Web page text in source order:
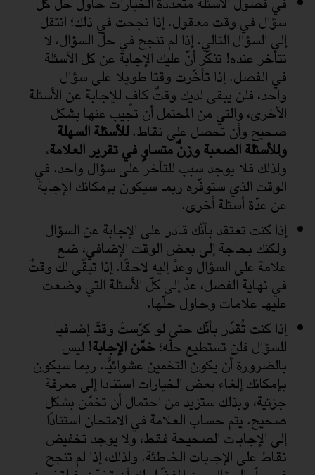
سؤال في وقت معقول. إذا نجحت في ذلك؛ انتقل
إلى السؤال التالي. إذا لم تنجح في حلّ السؤال، لا
تتأخر عنده! تذكّر أنّ عليك الإجابة عن كل الأسئلة
في الفصل. إذا تأخّرت وقتا طويلا على سؤال
واحد، فلن يبقى لديك وقتٌ كافٍ للإجابة عن الأسئلة
الأخرى، والتي من المحتمل أن تجيب عنها بشكل
صحيح وأن تحصل على نقاط.للأسئلة السهلة
وللأسئلة الصعبة وزنٌ متساوٍ في تقرير العلامة،
ولذلك فلا يوجد سبب للتأخر على سؤال واحد. في
الوقت الذي ستوفّره ربما سيكون بإمكانك الإجابة
عن عدّة أسئلة أخرى.
إذا كنت تعتقد بأنّك قادر على الإجابة عن السؤال
ولكنك بحاجة إلى بعض الوقت الإضافي، ضع
علامة على السؤال وعدْ إليه لاحقًا. إذا تبقّى لك وقتٌ
في نهاية الفصل، عدْ إلى كلّ الأسئلة التي وضعت
عليها علامات وحاول حلّها.
إذا كنت تُقدّر بأنّك حتى لو كرّستَ وقتًا إضافيا
للسؤال فلن تستطيع حلّه؛خمّن الإجابة! ليس
بالضرورة أن يكون التخمين عشوائيًّا. ربما سيكون
بإمكانك إلغاء بعض الخيارات استنادا إلى معرفة
جزئية، وبذلك ستزيد من احتمال أن تخمّن بشكل
صحيح. يتم حساب العلامة في الامتحان استنادًا
إلى الإجابات الصحيحة فقط، ولا يوجد تخفيض
نقاط على الإجابات الخاطئة. ولذلك، إذا لم تنجح